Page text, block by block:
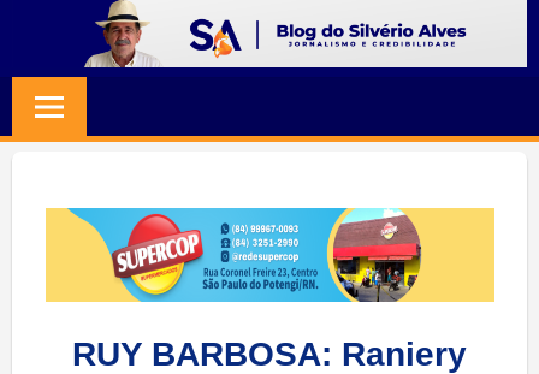
content
SILVERIO
ALVES
Jornalismo
Credibilidade
RUY BARBOSA: Raniery